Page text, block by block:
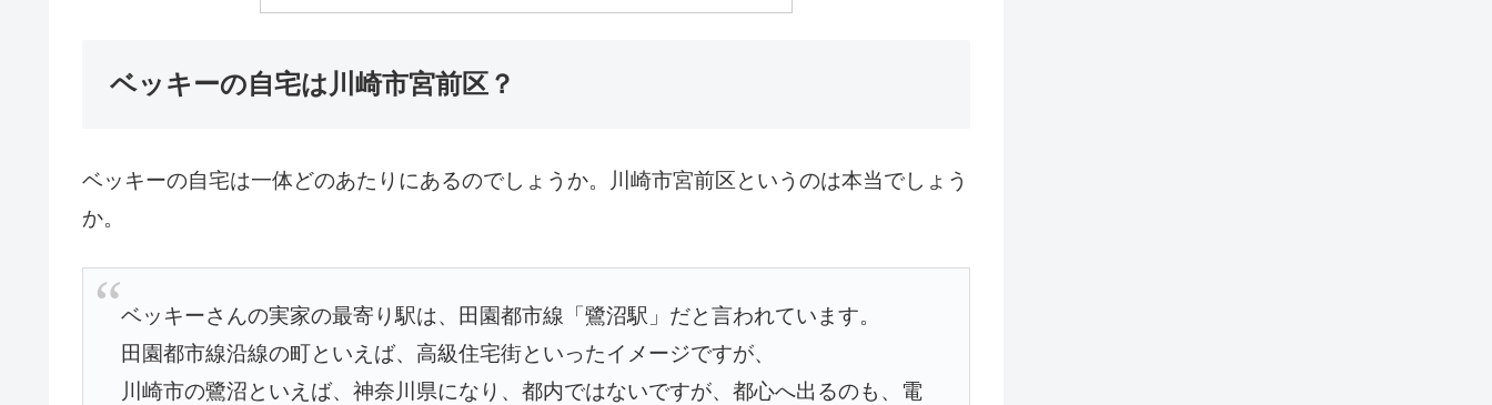
ベッキーの自宅は川崎市宮前区？
ベッキーの自宅は一体どのあたりにあるのでしょうか。川崎市宮前区というのは本当でしょう
か。
ベッキーさんの実家の最寄り駅は、田園都市線「鷺沼駅」だと言われています。
田園都市線沿線の町といえば、高級住宅街といったイメージですが、
川崎市の鷺沼といえば、神奈川県になり、都内ではないですが、都心へ出るのも、電